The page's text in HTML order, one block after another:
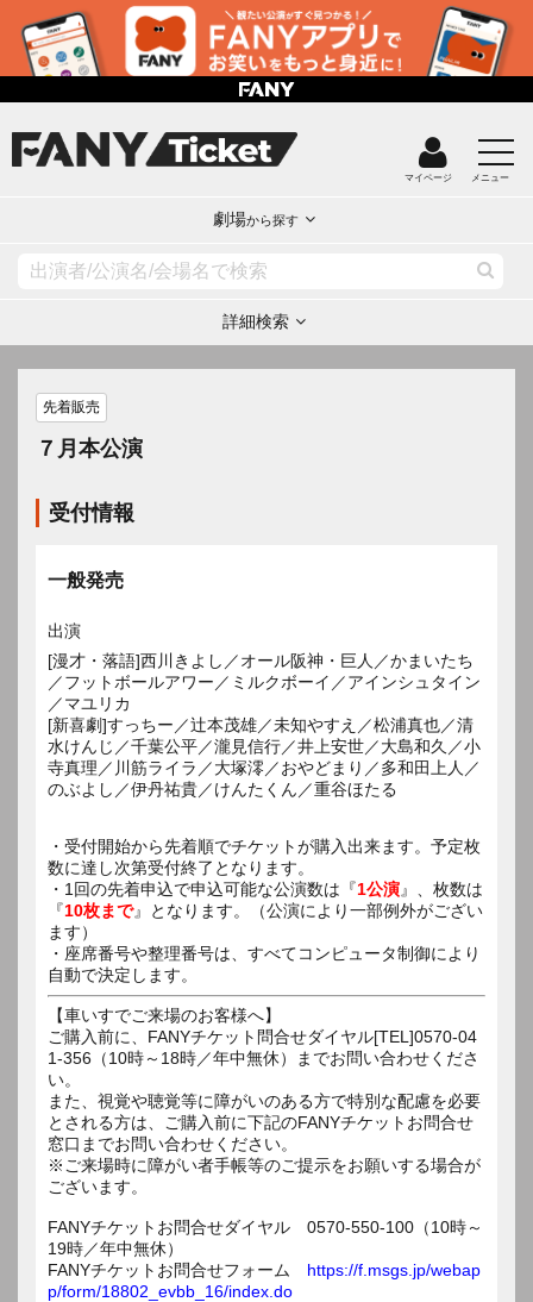
マイページ メニュー
劇場から探す
詳細検索
先着販売
７月本公演
受付情報
一般発売
出演
[漫才・落語]西川きよし／オール阪神・巨人／かまいたち
／フットボールアワー／ミルクボーイ／アインシュタイン
／マユリカ
[新喜劇]すっちー／辻本茂雄／未知やすえ／松浦真也／清
水けんじ／千葉公平／瀧見信行／井上安世／大島和久／小
寺真理／川筋ライラ／大塚澪／おやどまり／多和田上人／
のぶよし／伊丹祐貴／けんたくん／重谷ほたる
・受付開始から先着順でチケットが購入出来ます。予定枚
数に達し次第受付終了となります。
・1回の先着申込で申込可能な公演数は『1公演』、枚数は
『10枚まで』となります。（公演により一部例外がござい
ます）
・座席番号や整理番号は、すべてコンピュータ制御により
自動で決定します。
【車いすでご来場のお客様へ】
ご購入前に、FANYチケット問合せダイヤル[TEL]0570-04
1-356（10時～18時／年中無休）までお問い合わせくださ
い。
また、視覚や聴覚等に障がいのある方で特別な配慮を必要
とされる方は、ご購入前に下記のFANYチケットお問合せ
窓口までお問い合わせください。
※ご来場時に障がい者手帳等のご提示をお願いする場合が
ございます。
FANYチケットお問合せダイヤル 0570-550-100（10時～
19時／年中無休）
FANYチケットお問合せフォーム https://f.msgs.jp/webap
p/form/18802_evbb_16/index.do